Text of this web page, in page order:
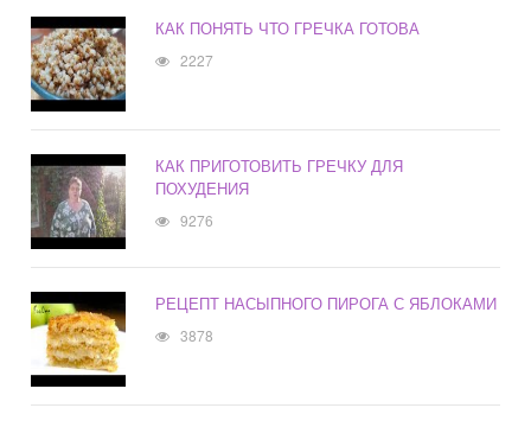
КАК ПОНЯТЬ ЧТО ГРЕЧКА ГОТОВА
2227
КАК ПРИГОТОВИТЬ ГРЕЧКУ ДЛЯ
ПОХУДЕНИЯ
9276
РЕЦЕПТ НАСЫПНОГО ПИРОГА С ЯБЛОКАМИ
3878